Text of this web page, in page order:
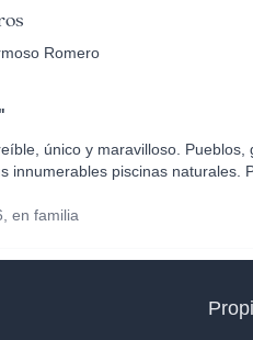
Romero
único y maravilloso. Pueblos,
innumerables piscinas naturales.
en familia